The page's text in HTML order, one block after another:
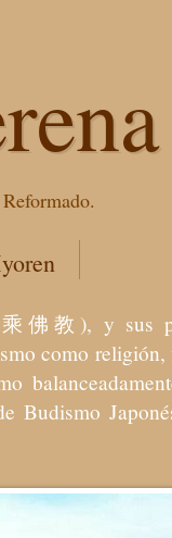
佛教), y sus
como
Budismo